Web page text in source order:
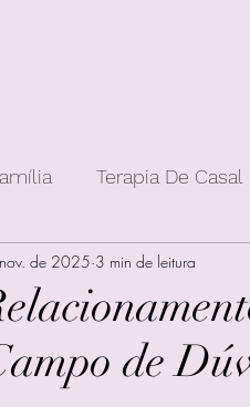
Terapia De Casal
de
de 2025 3 min de leitura
5 estrelas.